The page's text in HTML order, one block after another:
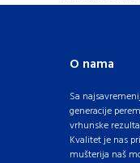
O nama
Sa
generacije
vrhunske
Kvalitet je nas
mušterija naš